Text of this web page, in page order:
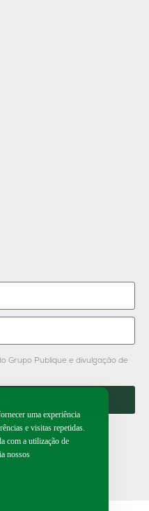
Grupo Publique e divulgação de
reservados.
uma experiência
e visitas repetidas.
com a utilização de
nossos